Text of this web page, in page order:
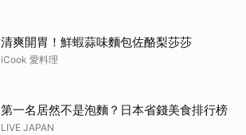
清爽開胃！鮮蝦蒜味麵包佐酪梨莎莎
iCook 愛料理
第一名居然不是泡麵？日本省錢美食排行榜
LIVE JAPAN